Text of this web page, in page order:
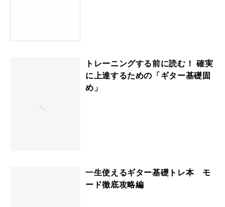
トレーニングする前に読む！ 確実
に上達するための「ギター基礎固
め」
一生使えるギター基礎トレ本 モ
ード徹底攻略編